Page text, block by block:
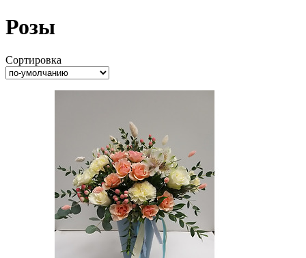
Розы
Сортировка